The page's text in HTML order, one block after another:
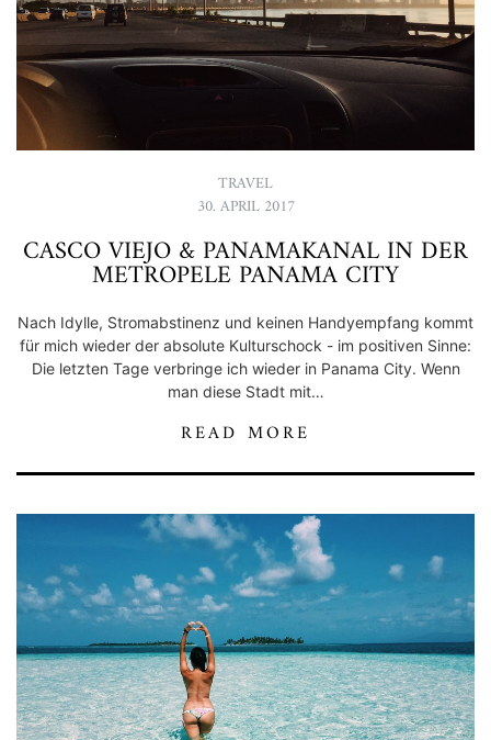
TRAVEL
30. APRIL 2017
CASCO VIEJO & PANAMAKANAL IN DER
METROPELE PANAMA CITY
Nach Idylle, Stromabstinenz und keinen Handyempfang kommt
für mich wieder der absolute Kulturschock - im positiven Sinne:
Die letzten Tage verbringe ich wieder in Panama City. Wenn
man diese Stadt mit…
READ MORE